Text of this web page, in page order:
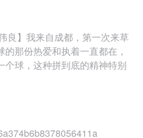
良】我来自成都，第一次来草
那份热爱和执着一直都在，
个球，这种拼到底的精神特别